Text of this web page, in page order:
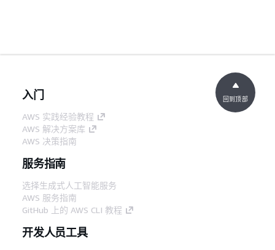
入门
AWS 实践经验教程
AWS 解决方案库
AWS 决策指南
服务指南
选择生成式人工智能服务
AWS 服务指南
GitHub 上的 AWS CLI 教程
开发人员工具
回到顶部